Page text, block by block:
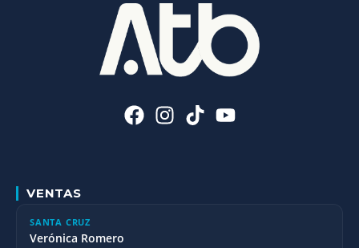
VENTAS
SANTA CRUZ
Verónica Romero